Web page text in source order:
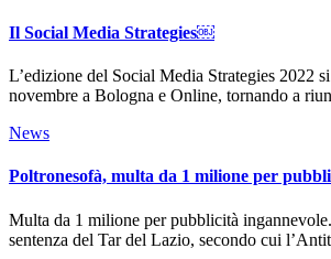
Il Social Media Strategies￼
L’edizione del Social Media Strategies 2022
novembre a Bologna e Online, tornando a
News
Poltronesofà, multa da 1 milione per
Multa da 1 milione per pubblicità
sentenza del Tar del Lazio, secondo cui